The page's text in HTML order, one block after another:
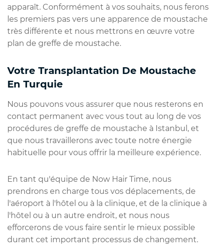
apparaît. Conformément à vos souhaits, nous ferons
les premiers pas vers une apparence de moustache
très différente et nous mettrons en œuvre votre
plan de greffe de moustache.
Votre Transplantation De Moustache
En Turquie
Nous pouvons vous assurer que nous resterons en
contact permanent avec vous tout au long de vos
procédures de greffe de moustache à Istanbul, et
que nous travaillerons avec toute notre énergie
habituelle pour vous offrir la meilleure expérience.
En tant qu'équipe de Now Hair Time, nous
prendrons en charge tous vos déplacements, de
l'aéroport à l'hôtel ou à la clinique, et de la clinique à
l'hôtel ou à un autre endroit, et nous nous
efforcerons de vous faire sentir le mieux possible
durant cet important processus de changement.